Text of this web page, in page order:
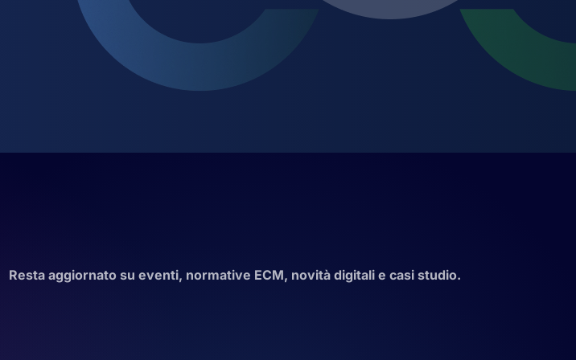
Resta aggiornato su eventi, normative ECM, novità digitali e casi studio.